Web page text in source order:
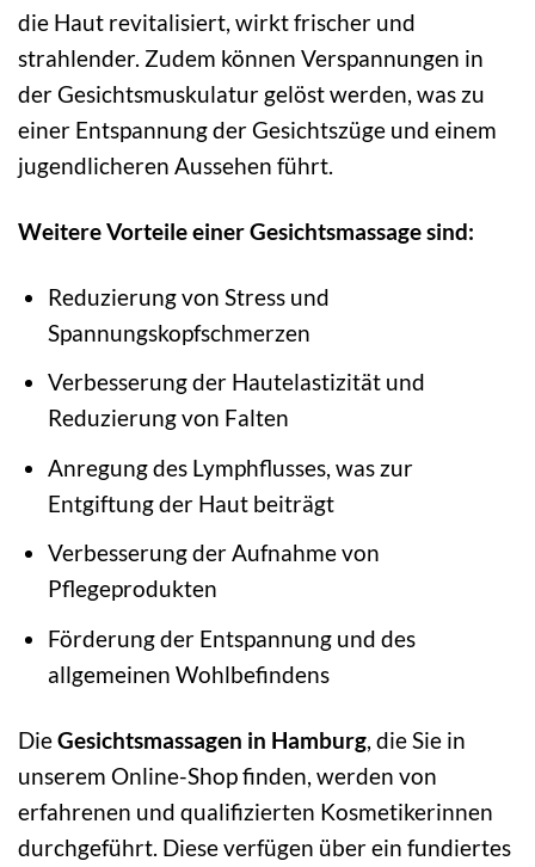
die Haut revitalisiert, wirkt frischer und
strahlender. Zudem können Verspannungen in
der Gesichtsmuskulatur gelöst werden, was zu
einer Entspannung der Gesichtszüge und einem
jugendlicheren Aussehen führt.
Weitere Vorteile einer Gesichtsmassage sind:
Reduzierung von Stress und
Spannungskopfschmerzen
Verbesserung der Hautelastizität und
Reduzierung von Falten
Anregung des Lymphflusses, was zur
Entgiftung der Haut beiträgt
Verbesserung der Aufnahme von
Pflegeprodukten
Förderung der Entspannung und des
allgemeinen Wohlbefindens
DieGesichtsmassagen in Hamburg, die Sie in
unserem Online-Shop finden, werden von
erfahrenen und qualifizierten Kosmetikerinnen
durchgeführt. Diese verfügen über ein fundiertes